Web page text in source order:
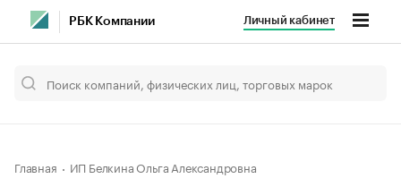
РБК Компании Личный кабинет
Главная ИП Белкина Ольга Александровна